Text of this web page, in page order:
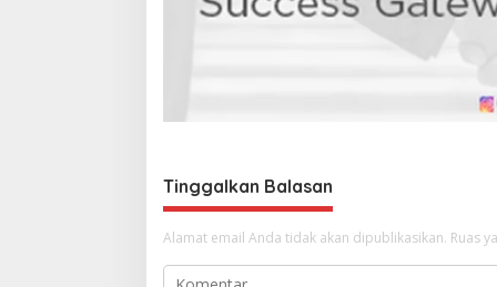
Tinggalkan Balasan
Alamat email Anda tidak akan dipublikasikan. Ruas